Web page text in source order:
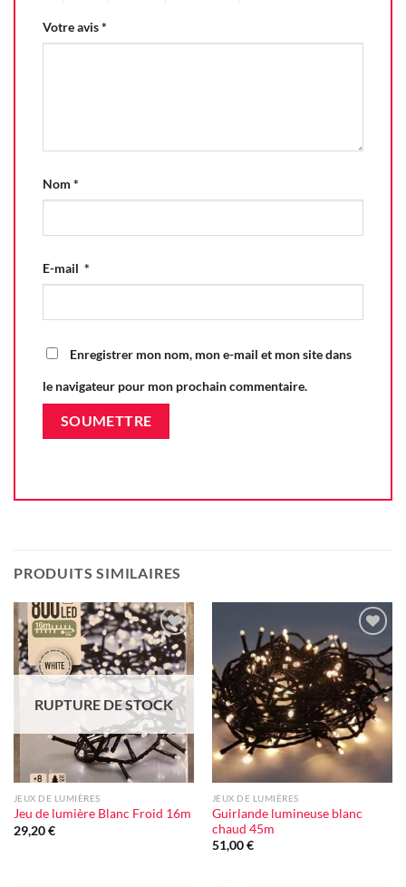
Votre avis*
Nom *
E-mail *
Enregistrer mon nom, mon e-mail et mon site dans
le navigateur pour mon prochain commentaire.
PRODUITS SIMILAIRES
Ajouter
à la liste
d'envie
RUPTURE DE STOCK
JEUX DE LUMIÈRES
Jeu de lumière Blanc Froid 16m
29,20€
Ajouter
à la liste
d'envie
JEUX DE LUMIÈRES
Guirlande lumineuse blanc
chaud 45m
51,00€